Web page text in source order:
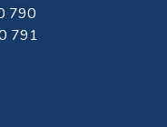
790
791